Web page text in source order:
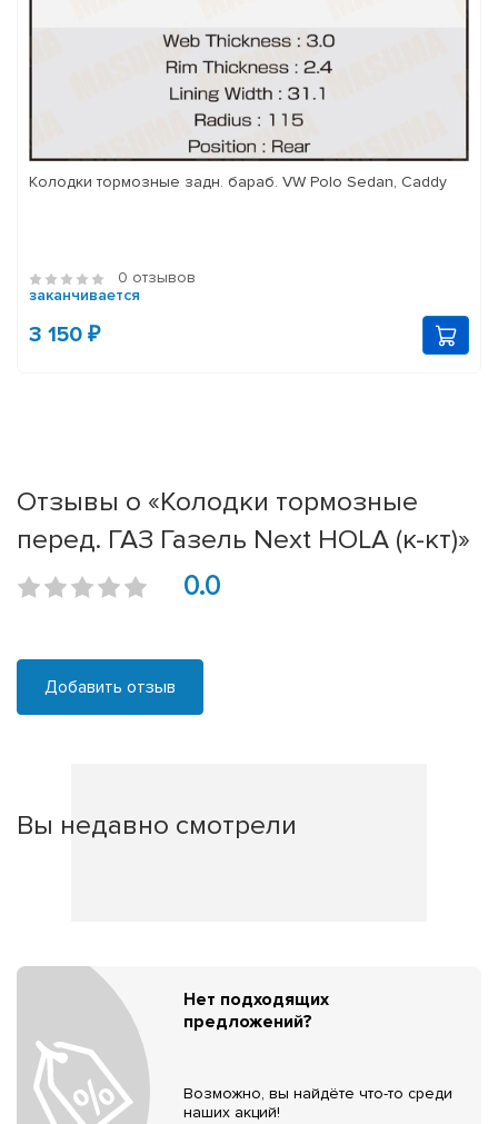
Колодки тормозные задн. бараб. VW Polo Sedan, Caddy
0 отзывов
заканчивается
3 150 ₽
Отзывы о «Колодки тормозные
перед. ГАЗ Газель Next HOLA (к-кт)»
0.0
Добавить отзыв
Вы недавно смотрели
Нет подходящих
предложений?
Возможно, вы найдёте что-то среди
наших акций!